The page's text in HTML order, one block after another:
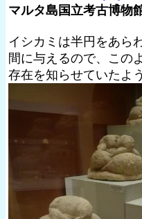
マルタ島国立考古博
イシカミは半円をあら
間に与えるので、この
存在を知らせていたよ